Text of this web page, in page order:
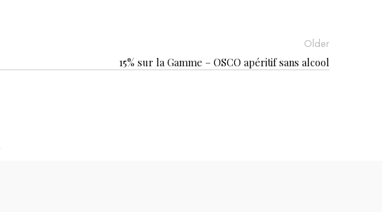
Older
15% sur la Gamme – OSCO apéritif sans alcool